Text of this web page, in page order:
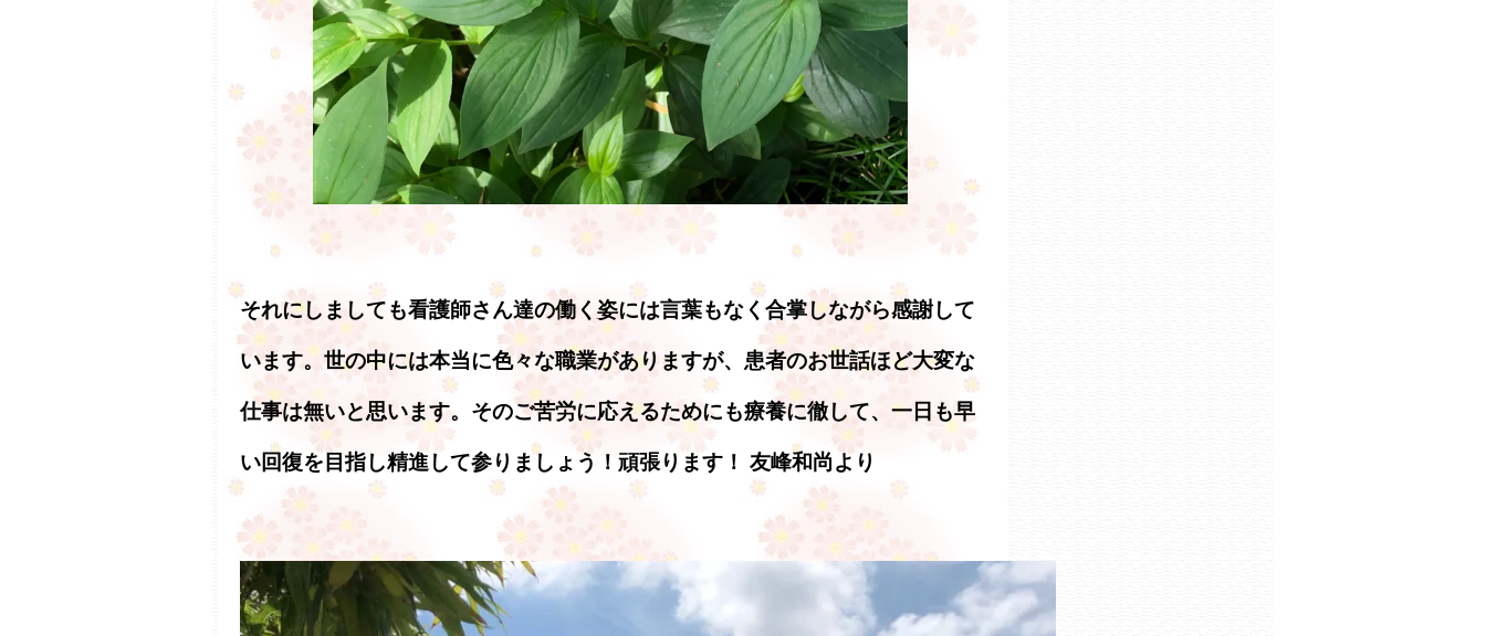
それにしましても看護師さん達の働く姿には言葉もなく合掌しながら感謝して
います。世の中には本当に色々な職業がありますが、患者のお世話ほど大変な
仕事は無いと思います。そのご苦労に応えるためにも療養に徹して、一日も早
い回復を目指し精進して参りましょう！頑張ります！ 友峰和尚より